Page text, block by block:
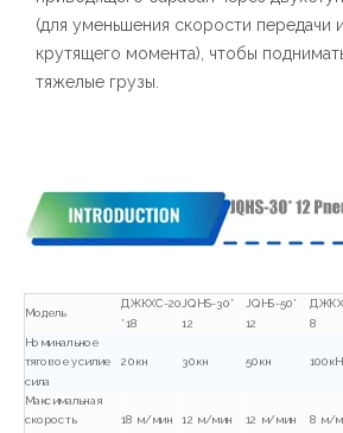
(для уменьшения скорости передачи
крутящего момента), чтобы
тяжелые грузы.
Модель
ДЖКХС-20
*18
JQHS-30*
12
JQHS-50*
12 8
Номинальное
тяговое усилие
сила
20кн 30кн 50кн 100кН
Максимальная
скорость 18 м/мин 12 м/мин 12 м/мин 8 м/